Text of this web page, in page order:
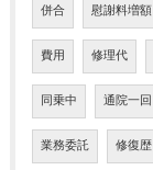
併合 慰謝料増額
費用 修理代
同乗中 通院一回
業務委託 修復歴